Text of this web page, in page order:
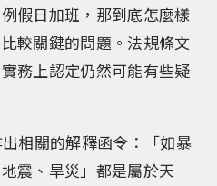
假日加班，那到底怎麼樣
較關鍵的問題。法規條文
務上認定仍然可能有些疑
相關的解釋函令：「如暴
震、旱災」都是屬於天